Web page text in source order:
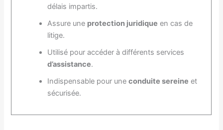
délais impartis.
Assure une protection juridique en cas de
litige.
Utilisé pour accéder à différents services
d’assistance.
Indispensable pour une conduite sereine et
sécurisée.